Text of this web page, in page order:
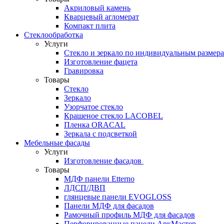
Акриловый камень
Кварцевый агломерат
Компакт плита
Стеклообработка
Услуги
Стекло и зеркало по индивидуальным
Изготовление фацета
Гравировка
Товары
Стекло
Зеркало
Узорчатое стекло
Крашеное стекло LACOBEL
Пленка ORACAL
Зеркала с подсветкой
Мебельные фасады
Услуги
Изготовление фасадов
Товары
МДФ панели Etterno
ЛДСП/ДВП
глянцевые панели EVOGLOSS
Панели МДФ для фасадов
Рамочный профиль МДФ для фасадов